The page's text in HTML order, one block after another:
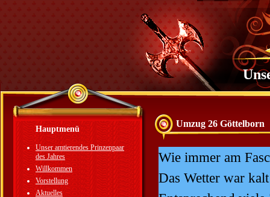
Hauptmenü
Unser amtierendes Prinzenpaar
des Jahres
Willkommen
Vorstellung
Aktuelles
Umzug 26 Göttelborn
Wie immer am
Das Wetter war